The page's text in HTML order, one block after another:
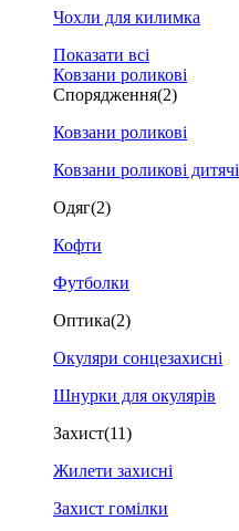
Чохли для килимка
Показати всі
Ковзани роликові
Спорядження(2)
Ковзани роликові
Ковзани роликові дитячі
Одяг(2)
Кофти
Футболки
Оптика(2)
Окуляри сонцезахисні
Шнурки для окулярів
Захист(11)
Жилети захисні
Захист гомілки